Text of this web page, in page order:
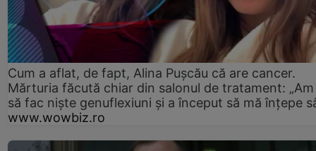
Cum a aflat, de fapt, Alina Pușcău că are cancer.
Mărturia făcută chiar din salonul de tratament:
să fac niște genuflexiuni și a început să mă înțepe
www.wowbiz.ro